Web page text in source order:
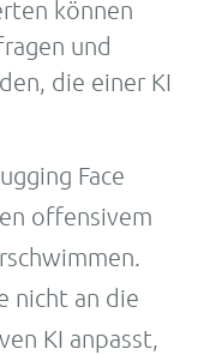
können
und
die einer KI
Face
offensivem
nicht an die
KI anpasst,